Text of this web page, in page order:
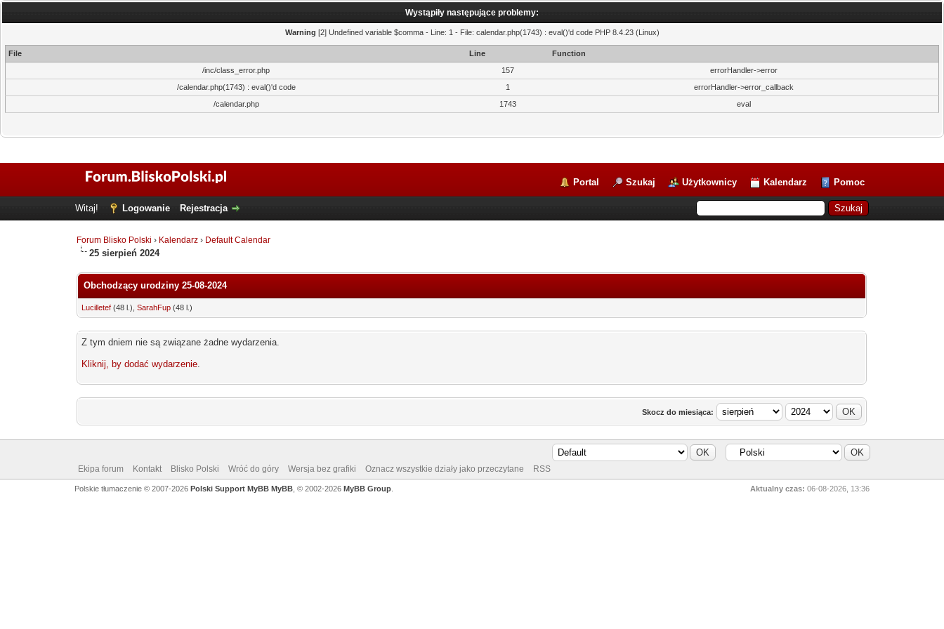
Wystąpiły następujące problemy:
Warning [2] Undefined variable $comma - Line: 1 - File: calendar.php(1743) : eval()'d code PHP 8.4.23 (Linux)
File Line
Function
/inc/class_error.php
157
errorHandler->error
/calendar.php(1743) : eval()'d code
1
errorHandler->error_callback
/calendar.php
1743 eval
Portal Szukaj Użytkownicy Kalendarz Pomoc
Witaj! Logowanie Rejestracja
Forum Blisko Polski › Kalendarz › Default Calendar
25 sierpień 2024
Obchodzący urodziny 25-08-2024
Lucilletef (48 l.),SarahFup (48 l.)
Z tym dniem nie są związane żadne wydarzenia.
Kliknij, by dodać wydarzenie.
Skocz do miesiąca:
Ekipa forum Kontakt Blisko Polski Wróć do góry Wersja bez grafiki Oznacz wszystkie działy jako przeczytane RSS
Aktualny czas: 06-08-2026, 13:36
Polskie tłumaczenie © 2007-2026 Polski Support MyBB MyBB, © 2002-2026 MyBB Group.